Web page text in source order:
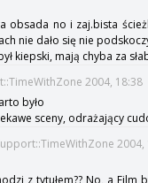
obsada no i zaj.bista
nie dało się nie
kiepski, mają chyba za
2004, 18:38
było
sceny, odrażający
2004,